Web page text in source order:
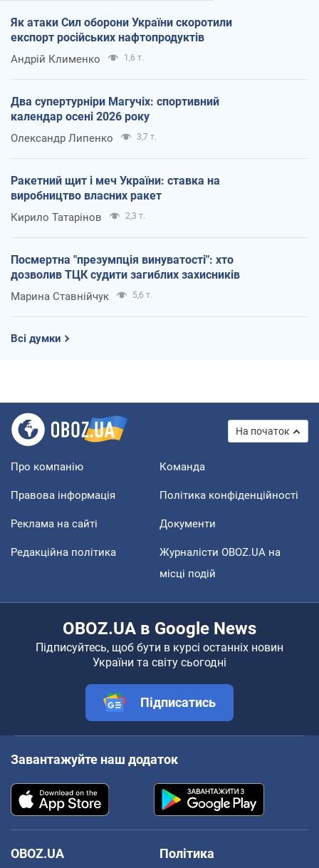
Як атаки Сил оборони України скоротили
експорт російських нафтопродуктів
Андрій Клименко 1,6 т.
Два супертурніри Магучіх: спортивний
календар осені 2026 року
Олександр Липенко 3,7 т.
Ракетний щит і меч України: ставка на
виробництво власних ракет
Кирило Татарінов 2,3 т.
Посмертна "презумпція винуватості": хто
дозволив ТЦК судити загиблих захисників
Марина Ставнійчук 5,6 т.
Всі думки
На початок
Про компанію Команда
Правова інформація Політика конфіденційності
Реклама на сайті Документи
Редакційна політика
Журналісти OBOZ.UA на
місці подій
OBOZ.UA в Google News
Підписуйтесь, щоб бути в курсі останніх новин
України та світу сьогодні
Підписатись
Завантажуйте наш додаток
OBOZ.UA
Політика